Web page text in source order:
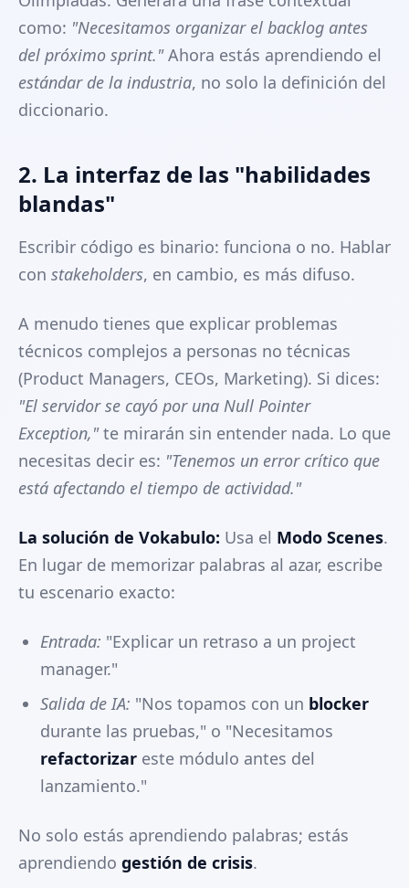
como: "Necesitamos organizar el backlog antes
del próximo sprint."Ahora estás aprendiendo el
estándar de la industria, no solo la definición del
diccionario.
2. La interfaz de las "habilidades
blandas"
Escribir código es binario: funciona o no. Hablar
con stakeholders, en cambio, es más difuso.
A menudo tienes que explicar problemas
técnicos complejos a personas no técnicas
(Product Managers, CEOs, Marketing). Si dices:
"El servidor se cayó por una Null Pointer
Exception,"te mirarán sin entender nada. Lo que
necesitas decir es: "Tenemos un error crítico que
está afectando el tiempo de actividad."
La solución de Vokabulo: Usa el Modo Scenes.
En lugar de memorizar palabras al azar, escribe
tu escenario exacto:
Entrada: "Explicar un retraso a un project
manager."
Salida de IA: "Nos topamos con un blocker
durante las pruebas," o "Necesitamos
refactorizar este módulo antes del
lanzamiento."
No solo estás aprendiendo palabras; estás
aprendiendo gestión de crisis.